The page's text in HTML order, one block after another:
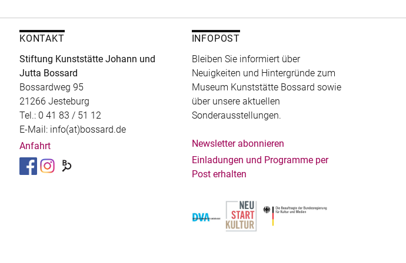
KONTAKT
Stiftung Kunststätte Johann und
Jutta Bossard
Bossardweg 95
21266 Jesteburg
Tel.: 0 41 83 / 51 12
E-Mail: info(at)bossard.de
Anfahrt
INFOPOST
Bleiben Sie informiert über
Neuigkeiten und Hintergründe zum
Museum Kunststätte Bossard sowie
über unsere aktuellen
Sonderausstellungen.
Newsletter abonnieren
Einladungen und Programme per
Post erhalten